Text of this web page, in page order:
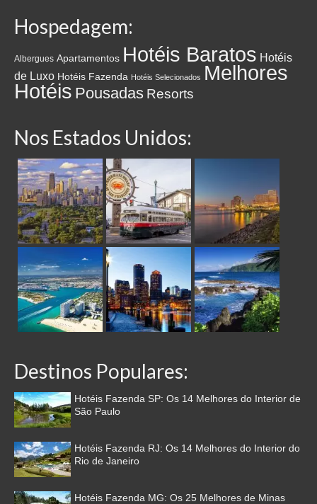
Hospedagem:
Albergues Apartamentos Hotéis Baratos Hotéis
de Luxo Hotéis Fazenda Hotéis Selecionados Melhores
Hotéis Pousadas Resorts
Nos Estados Unidos:
Destinos Populares:
Hotéis Fazenda SP: Os 14 Melhores do Interior de
São Paulo
Hotéis Fazenda RJ: Os 14 Melhores do Interior do
Rio de Janeiro
Hotéis Fazenda MG: Os 25 Melhores de Minas